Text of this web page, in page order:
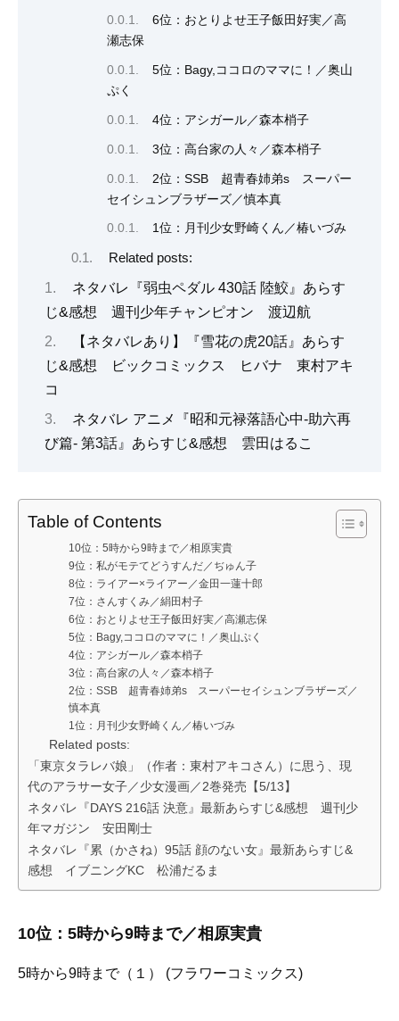
6位：おとりよせ王子飯田好実／高
瀬志保
5位：Bagy,ココロのママに！／奥山
ぷく
4位：アシガール／森本梢子
3位：高台家の人々／森本梢子
2位：SSB 超青春姉弟s スーパー
セイシュンブラザーズ／慎本真
1位：月刊少女野崎くん／椿いづみ
Related posts:
ネタバレ『弱虫ペダル 430話 陸鮫』あらす
じ&感想 週刊少年チャンピオン 渡辺航
【ネタバレあり】『雪花の虎20話』あらす
じ&感想 ビックコミックス ヒバナ 東村アキ
コ
ネタバレ アニメ『昭和元禄落語心中-助六再
び篇- 第3話』あらすじ&感想 雲田はるこ
Table of Contents
10位：5時から9時まで／相原実貴
9位：私がモテてどうすんだ／ぢゅん子
8位：ライアー×ライアー／金田一蓮十郎
7位：さんすくみ／絹田村子
6位：おとりよせ王子飯田好実／高瀬志保
5位：Bagy,ココロのママに！／奥山ぷく
4位：アシガール／森本梢子
3位：高台家の人々／森本梢子
2位：SSB 超青春姉弟s スーパーセイシュンブラザーズ／
慎本真
1位：月刊少女野崎くん／椿いづみ
Related posts:
「東京タラレバ娘」（作者：東村アキコさん）に思う、現
代のアラサー女子／少女漫画／2巻発売【5/13】
ネタバレ『DAYS 216話 決意』最新あらすじ&感想 週刊少
年マガジン 安田剛士
ネタバレ『累（かさね）95話 顔のない女』最新あらすじ&
感想 イブニングKC 松浦だるま
10位：5時から9時まで／相原実貴
5時から9時まで（１） (フラワーコミックス)